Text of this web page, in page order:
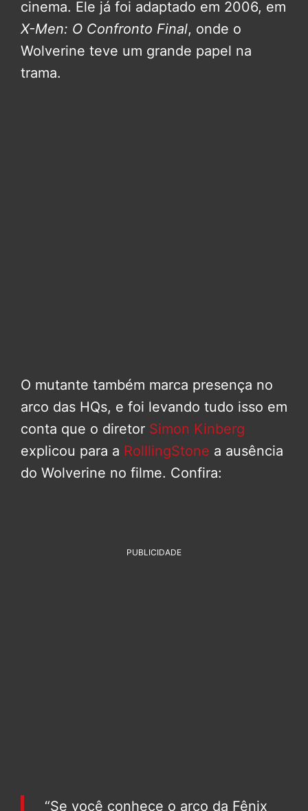
cinema. Ele já foi adaptado em 2006, em
X-Men: O Confronto Final, onde o
Wolverine teve um grande papel na
trama.
O mutante também marca presença no
arco das HQs, e foi levando tudo isso em
conta que o diretor Simon Kinberg
explicou para a RolllingStone a ausência
do Wolverine no filme. Confira:
PUBLICIDADE
“Se você conhece o arco da Fênix